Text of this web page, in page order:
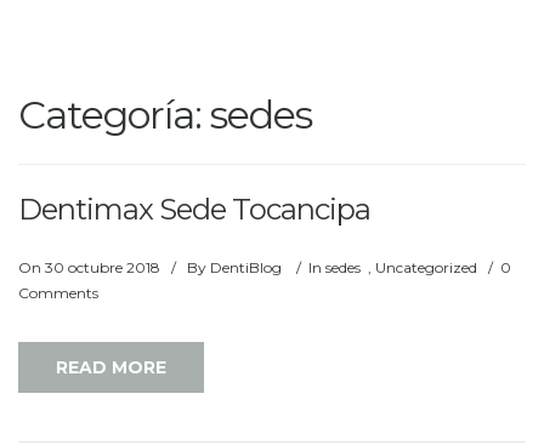
Categoría: sedes
Dentimax Sede Tocancipa
On 30 octubre 2018 / By DentiBlog / In sedes , Uncategorized / 0
Comments
READ MORE